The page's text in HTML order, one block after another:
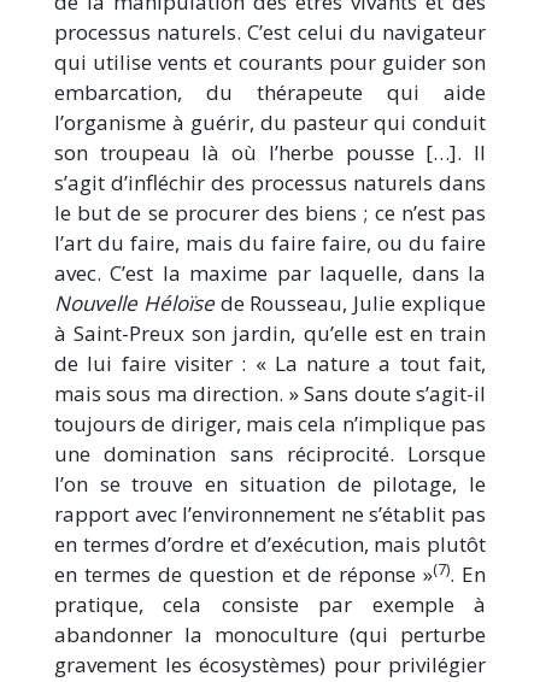
processus naturels. C’est celui du navigateur
qui utilise vents et courants pour guider son
embarcation, du thérapeute qui aide
l’organisme à guérir, du pasteur qui conduit
son troupeau là où l’herbe pousse […]. Il
s’agit d’infléchir des processus naturels dans
le but de se procurer des biens ; ce n’est pas
l’art du faire, mais du faire faire, ou du faire
avec. C’est la maxime par laquelle, dans la
Nouvelle Héloïse de Rousseau, Julie explique
à Saint-Preux son jardin, qu’elle est en train
de lui faire visiter : « La nature a tout fait,
mais sous ma direction. » Sans doute s’agit-il
toujours de diriger, mais cela n’implique pas
une domination sans réciprocité. Lorsque
l’on se trouve en situation de pilotage, le
rapport avec l’environnement ne s’établit pas
en termes d’ordre et d’exécution, mais plutôt
en termes de question et de réponse »(7). En
pratique, cela consiste par exemple à
abandonner la monoculture (qui perturbe
gravement les écosystèmes) pour privilégier